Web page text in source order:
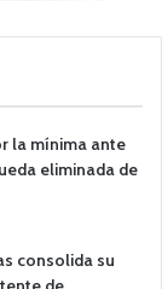
la mínima ante
eliminada de
consolida su